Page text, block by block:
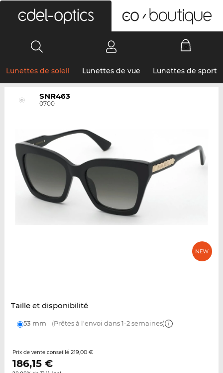
Lunettes de soleil Lunettes de vue Lunettes de sport
SNR463
0700
Taille et disponibilité
53 mm (Prêtes à l'envoi dans 1-2 semaines)
Prix de vente conseillé 219,00 €
186,15€